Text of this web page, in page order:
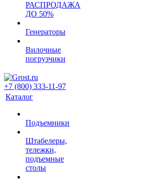
РАСПРОДАЖА
ДО 50%
Генераторы
Вилочные
погрузчики
+7 (800) 333-11-97
Каталог
Подъемники
Штабелеры,
тележки,
подъемные
столы